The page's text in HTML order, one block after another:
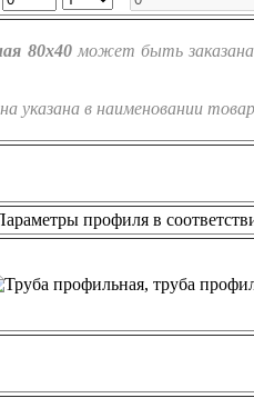
80х40может быть заказана
указана в наименовании
профиля в